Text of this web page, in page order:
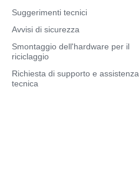
Suggerimenti tecnici
Avvisi di sicurezza
Smontaggio dell'hardware per il
riciclaggio
Richiesta di supporto e assistenza
tecnica